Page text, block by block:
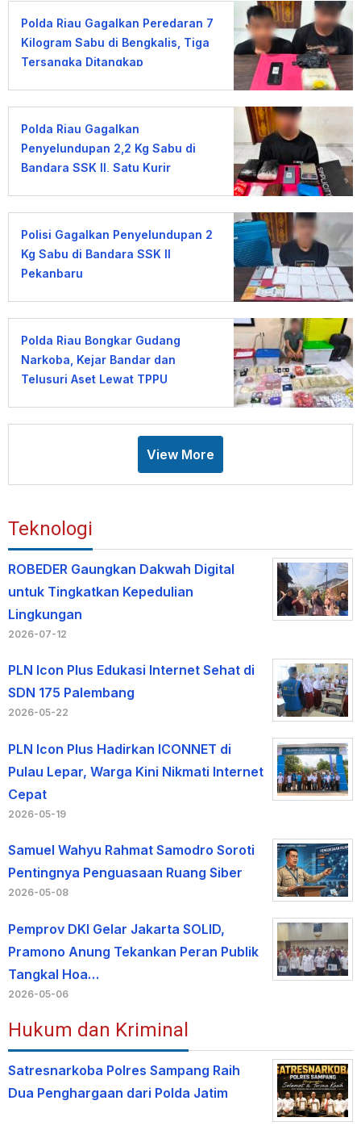
Polda Riau Gagalkan Peredaran 7
Kilogram Sabu di Bengkalis, Tiga
Tersangka Ditangkap
Polda Riau Gagalkan
Penyelundupan 2,2 Kg Sabu di
Bandara SSK II, Satu Kurir
Polisi Gagalkan Penyelundupan 2
Kg Sabu di Bandara SSK II
Pekanbaru
Polda Riau Bongkar Gudang
Narkoba, Kejar Bandar dan
Telusuri Aset Lewat TPPU
View More
Teknologi
ROBEDER Gaungkan Dakwah Digital
untuk Tingkatkan Kepedulian
Lingkungan
2026-07-12
PLN Icon Plus Edukasi Internet Sehat di
SDN 175 Palembang
2026-05-22
PLN Icon Plus Hadirkan ICONNET di
Pulau Lepar, Warga Kini Nikmati Internet
Cepat
2026-05-19
Samuel Wahyu Rahmat Samodro Soroti
Pentingnya Penguasaan Ruang Siber
2026-05-08
Pemprov DKI Gelar Jakarta SOLID,
Pramono Anung Tekankan Peran Publik
Tangkal Hoa…
2026-05-06
Hukum dan Kriminal
Satresnarkoba Polres Sampang Raih
Dua Penghargaan dari Polda Jatim